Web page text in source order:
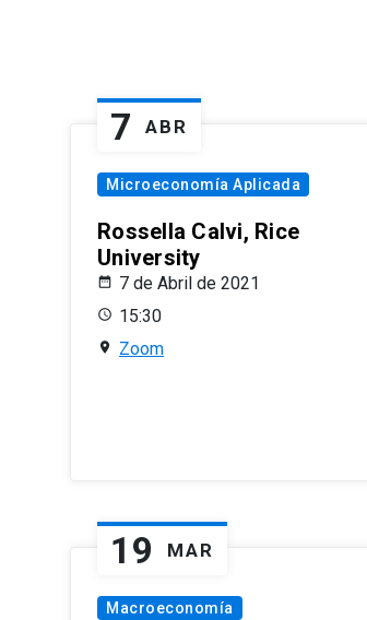
7 ABR
Microeconomía Aplicada
Rossella Calvi, Rice
University
7 de Abril de 2021
15:30
Zoom
19 MAR
Macroeconomía